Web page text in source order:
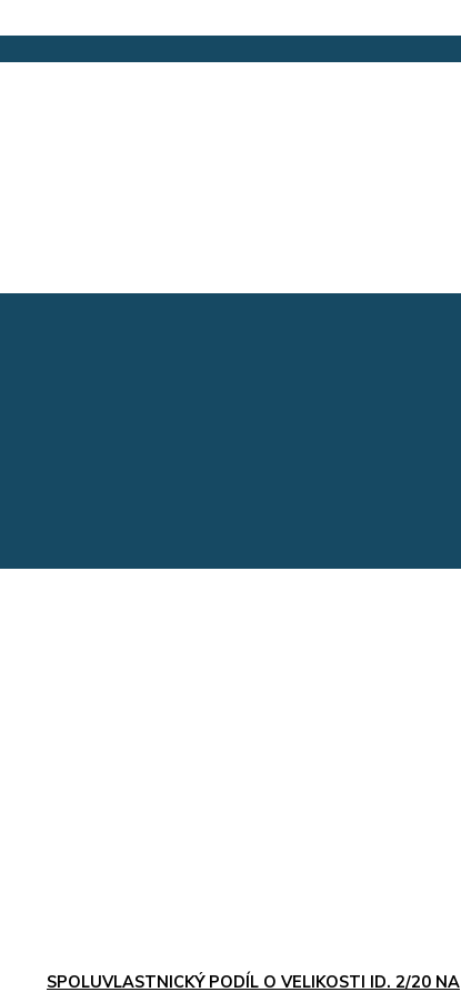
SPOLUVLASTNICKÝ PODÍL O VELIKOSTI ID. 2/20 NA